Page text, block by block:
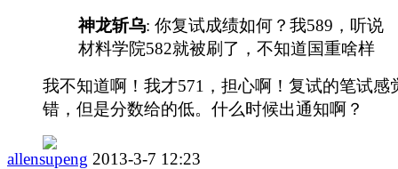
神龙斩乌: 你复试成绩如何？我589，听说
材料学院582就被刷了，不知道国重啥样
我不知道啊！我才571，担心啊！复试的笔试感
错，但是分数给的低。什么时候出通知啊？
allensupeng 2013-3-7 12:23